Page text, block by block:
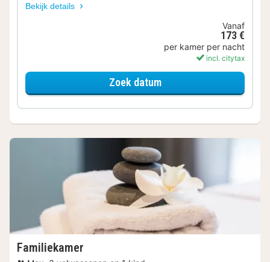
Bekijk details
Vanaf
173 €
per kamer per nacht
incl. citytax
Zoek datumvoor Comfort kamer
Familiekamer